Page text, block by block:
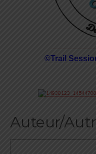
©Trail
Auteur/